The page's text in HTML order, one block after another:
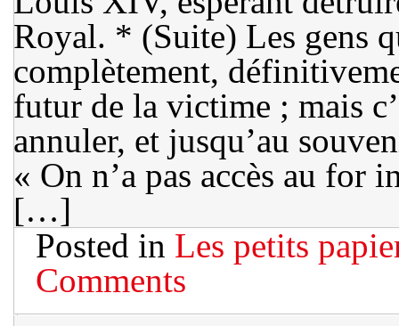
Royal. * (Suite) Les gens
complètement,
futur de la victime ; mais
annuler, et jusqu’au
« On n’a pas accès au for
[…]
Posted in Les petits
Comments